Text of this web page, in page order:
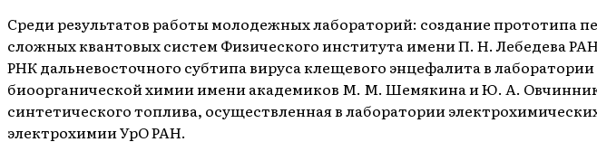
Среди результатов работы молодежных лабораторий: создание прототипа
сложных квантовых систем Физического института имени П. Н. Лебедева
РНК дальневосточного субтипа вируса клещевого энцефалита в
биоорганической химии имени академиков М. М. Шемякина и Ю. А.
синтетического топлива, осуществленная в лаборатории
электрохимии УрО РАН.